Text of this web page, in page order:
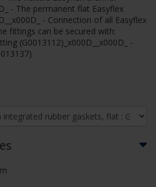
- The permanent flat Easyflex
- Connection of all Easyflex
fittings can be secured with:
(G0013112)_x000D__x000D_ -